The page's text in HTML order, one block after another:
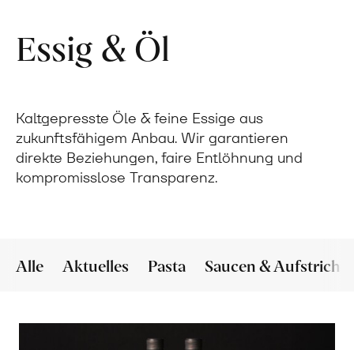
Essig & Öl
Kaltgepresste Öle & feine Essige aus
zukunftsfähigem Anbau. Wir garantieren
direkte Beziehungen, faire Entlöhnung und
kompromisslose Transparenz.
Alle Aktuelles Pasta Saucen & Aufstriche